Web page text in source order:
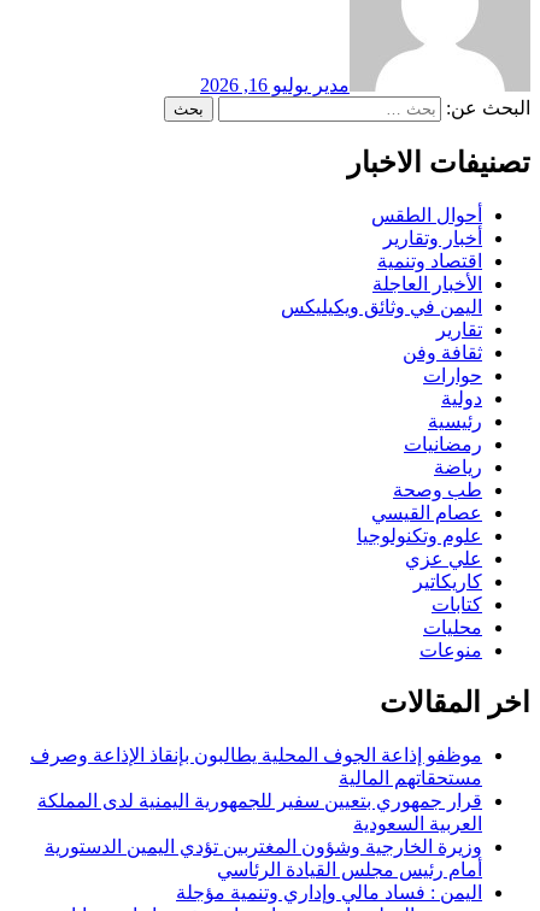
مدير يوليو 16, 2026
البحث عن:
تصنيفات الاخبار
أحوال الطقس
أخبار وتقارير
اقتصاد وتنمية
الأخبار العاجلة
اليمن في وثائق ويكيليكس
تقارير
ثقافة وفن
حوارات
دولية
رئيسية
رمضانيات
رياضة
طب وصحة
عصام القيسي
علوم وتكنولوجيا
علي عزي
كاريكاتير
كتابات
محليات
منوعات
اخر المقالات
موظفو إذاعة الجوف المحلية يطالبون بإنقاذ الإذاعة وصرف
مستحقاتهم المالية
قرار جمهوري بتعيين سفير للجمهورية اليمنية لدى المملكة
العربية السعودية
وزيرة الخارجية وشؤون المغتربين تؤدي اليمين الدستورية
أمام رئيس مجلس القيادة الرئاسي
اليمن : فساد مالي وإداري وتنمية مؤجلة